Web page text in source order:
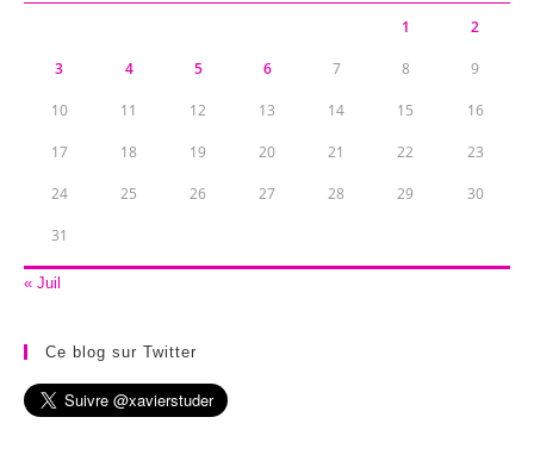
1 2
3 4 5 6 7 8 9
10 11 12 13 14 15 16
17 18 19 20 21 22 23
24 25 26 27 28 29 30
31
« Juil
Ce blog sur Twitter